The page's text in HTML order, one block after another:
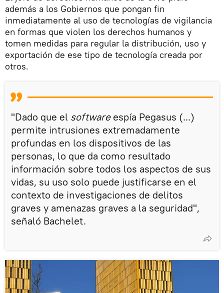
además a los Gobiernos que pongan fin
inmediatamente al uso de tecnologías de vigilancia
en formas que violen los derechos humanos y
tomen medidas para regular la distribución, uso y
exportación de ese tipo de tecnología creada por
otros.
"Dado que el softwareespía Pegasus (...)
permite intrusiones extremadamente
profundas en los dispositivos de las
personas, lo que da como resultado
información sobre todos los aspectos de sus
vidas, su uso solo puede justificarse en el
contexto de investigaciones de delitos
graves y amenazas graves a la seguridad",
señaló Bachelet.